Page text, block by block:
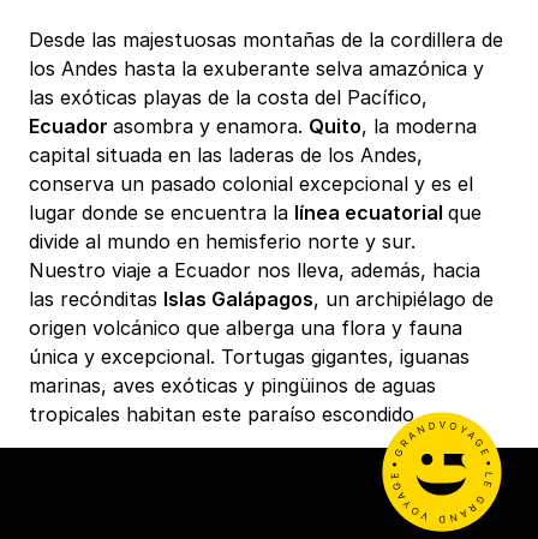
Desde las majestuosas montañas de la cordillera de
los Andes hasta la exuberante selva amazónica y
las exóticas playas de la costa del Pacífico,
Ecuador asombra y enamora. Quito, la moderna
capital situada en las laderas de los Andes,
conserva un pasado colonial excepcional y es el
lugar donde se encuentra la línea ecuatorial que
divide al mundo en hemisferio norte y sur.
Nuestro viaje a Ecuador nos lleva, además, hacia
las recónditas Islas Galápagos, un archipiélago de
origen volcánico que alberga una flora y fauna
única y excepcional. Tortugas gigantes, iguanas
marinas, aves exóticas y pingüinos de aguas
tropicales habitan este paraíso escondido.